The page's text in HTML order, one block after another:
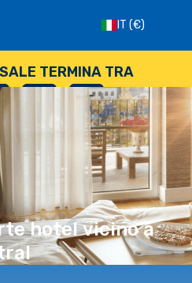
IT (€)
TERMINA TRA
: --
SECONDI
hotel vicino a